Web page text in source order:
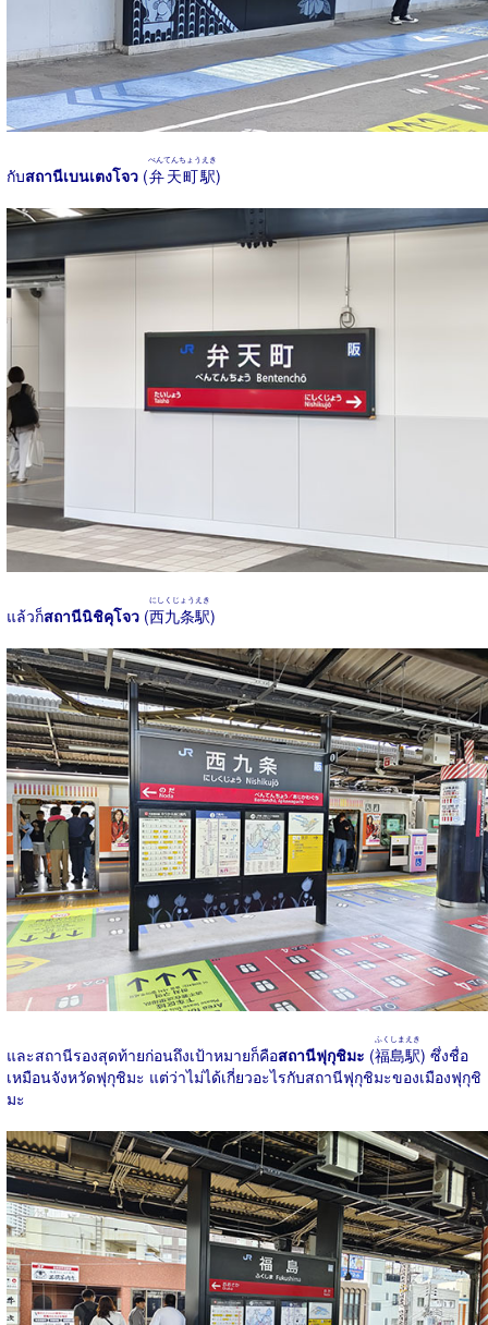
กับสถานีเบนเตงโจว (弁天町駅
べんてんちょうえき
)
แล้วก็สถานีนิชิคุโจว (西九条駅
にしくじょうえき
)
และสถานีรองสุดท้ายก่อนถึงเป้าหมายก็คือสถานีฟุกุชิมะ (福島駅
ふくしまえき
) ซึ่งชื่อ
เหมือนจังหวัดฟุกุชิมะ แต่ว่าไม่ได้เกี่ยวอะไรกับสถานีฟุกุชิมะของเมืองฟุกุชิ
มะ